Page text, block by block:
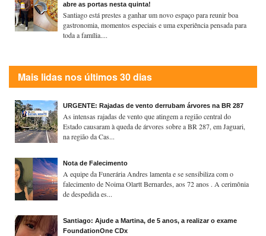
abre as portas nesta quinta!
Santiago está prestes a ganhar um novo espaço para reunir boa
gastronomia, momentos especiais e uma experiência pensada para
toda a família....
Mais lidas nos últimos 30 dias
URGENTE: Rajadas de vento derrubam árvores na BR 287
As intensas rajadas de vento que atingem a região central do
Estado causaram à queda de árvores sobre a BR 287, em Jaguari,
na região da Cas...
Nota de Falecimento
A equipe da Funerária Andres lamenta e se sensibiliza com o
falecimento de Noima Olartt Bernardes, aos 72 anos . A cerimônia
de despedida es...
Santiago: Ajude a Martina, de 5 anos, a realizar o exame
FoundationOne CDx